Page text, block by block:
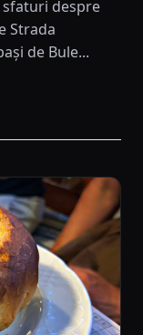
sfaturi despre
Strada
de Bule...